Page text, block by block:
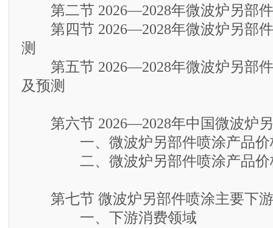
第二节 2026—2028年微波炉另部件
第四节 2026—2028年微波炉另部件
测
第五节 2026—2028年微波炉另部件
及预测
第六节 2026—2028年中国微波炉另
一、微波炉另部件喷涂产品价
二、微波炉另部件喷涂产品价
第七节 微波炉另部件喷涂主要下游
一、下游消费领域